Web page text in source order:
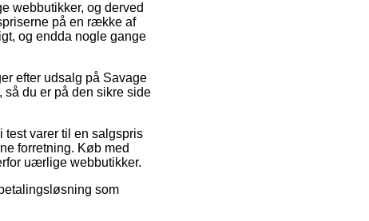
webbutikker, og derved
på en række af
og endda nogle gange
efter udsalg på Savage
du er på den sikre side
test varer til en salgspris
forretning. Køb med
uærlige webbutikker.
som